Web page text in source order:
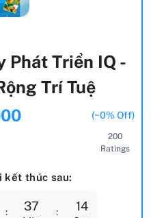
Phát Triển IQ -
Trí Tuệ
(~0% Off)
200
Ratings
kết thúc sau:
37 13